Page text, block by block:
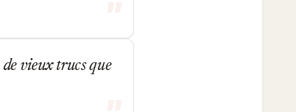
vieux trucs que